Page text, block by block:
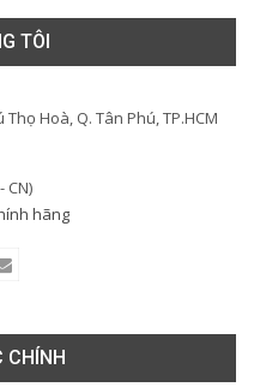
TÔI
Hoà, Q. Tân Phú, TP.HCM
CN)
hãng
CHÍNH